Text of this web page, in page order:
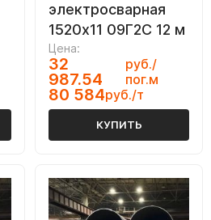
электросварная
1520х11 09Г2С 12 м
Цена:
32
987.54
руб./
пог.м
80 584руб./т
КУПИТЬ